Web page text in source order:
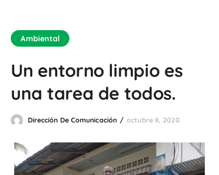
Ambiental
Un entorno limpio es
una tarea de todos.
Dirección De Comunicación octubre 8, 2020